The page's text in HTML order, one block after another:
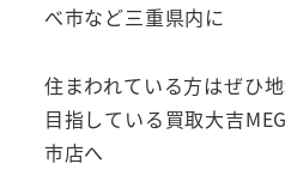
べ市など三重県内に
住まわれている方はぜひ
目指している買取大吉
市店へ